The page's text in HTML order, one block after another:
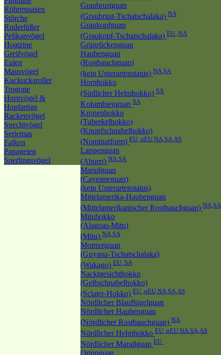
Röhrennasen
Störche
Ruderfüßer
Pelikanvögel
Hoatzine
Greifvögel
Eulen
Mausvögel
Kuckucksroller
Trogone
Hornvögel &
Hopfartige
Rackenvögel
Spechtvögel
Seriemas
Falken
Papageien
Sperlingsvögel
Graubrustguan
(Graubrust-Tschatschalaka) NA
Graukopfguan
(Graukopf-Tschatschalaka) EU ,NA
Grünrückenguan
Haubenguan
(Rostbauchguan)
(kein Unterartenstatus) NA,SA
Hornhokko
(Südlicher Helmhokko) SA
Kolumbienguan SA
Kronenhokko
(Tuberkelhokko)
(Knopfschnabelhokko)
(Nominatform) EU ,nEU,NA,SA,AS
Lappenguan
(Aburri) NA,SA
Marailguan
(Cayenneguan)
(kein Unterartenstatus)
Mittelamerika-Haubenguan
(Mittelamerikanischer Rostbauchguan) NA,SA
Mituhokko
(Alagoas-Mitu)
(Mitu) NA,SA
Motmotguan
(Guyana-Tschatschalaka)
(Wakago) EU ,SA
Nacktgesichthokko
(Gelbschnabelhokko)
(Sclater-Hokko) EU ,nEU,NA,SA,AS
Nördlicher Blauflügelguan
Nördlicher Haubenguan
(Nördlicher Rostbauchguan) NA
Nördlicher Helmhokko EU ,nEU,NA,SA,AS
Nördlicher Marailguan EU
Ortonguan